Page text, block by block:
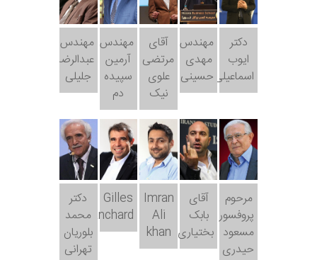
دکتر
ایوب
اسماعیلی
مهندس
مهدی
حسینی
آقای
مرتضی
علوی
نیک
مهندس
آرمین
سپیده
دم
مهندس
عبدالرضا
جلیلی
مرحوم
پروفسور
مسعود
حیدری
آقای
بابک
بختیاری
Imran
Ali
khan
Gilles
Blanchard
دکتر
محمد
بلوریان
تهرانی